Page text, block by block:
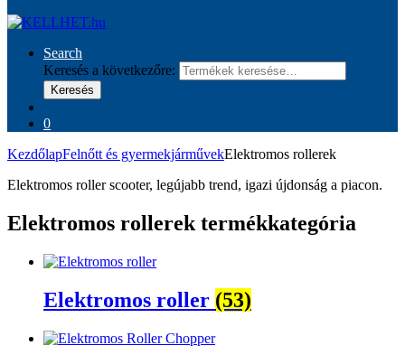
Search
Keresés a következőre:
Keresés
0
KezdőlapFelnőtt és gyermekjárművekElektromos rollerek
Elektromos roller scooter, legújabb trend, igazi újdonság a piacon.
Elektromos rollerek termékkategória
Elektromos roller (53)